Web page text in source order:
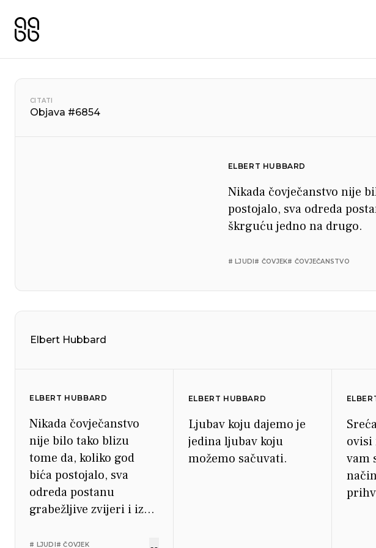
CITATI
Objava #6854
ELBERT HUBBARD
Nikada čovječanstvo nije
postojalo, sva odreda
škrguću jedno na drugo.
# LJUDI# ČOVJEK# ČOVJEČANSTVO
Elbert Hubbard
ELBERT HUBBARD
Nikada čovječanstvo
nije bilo tako blizu
tome da, koliko god
bića postojalo, sva
odreda postanu
grabežljive zvijeri i iz
na drugo.
# LJUDI# ČOVJEK
ELBERT HUBBARD
Ljubav koju dajemo je
jedina ljubav koju
možemo sačuvati.
ovisi
vam